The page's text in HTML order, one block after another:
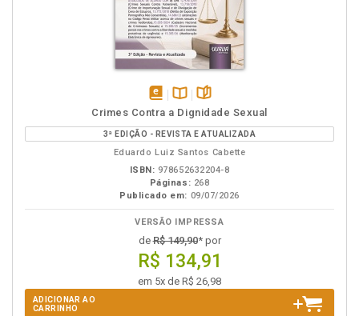
disponível
em
eBook
Disponível
na
B.V.
páginas
Crimes Contra a Dignidade Sexual
3ª EDIÇÃO - REVISTA E ATUALIZADA
Eduardo Luiz Santos Cabette
ISBN: 978652632204-8
Páginas: 268
Publicado em: 09/07/2026
VERSÃO IMPRESSA
deR$ 149,90* por
R$ 134,91
em 5x de R$ 26,98
ADICIONAR AO
CARRINHO